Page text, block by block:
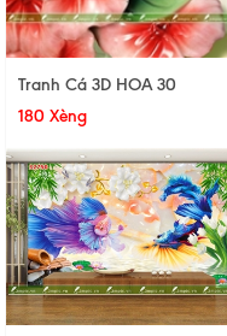
Tranh Cá 3D HOA 30
180 Xèng